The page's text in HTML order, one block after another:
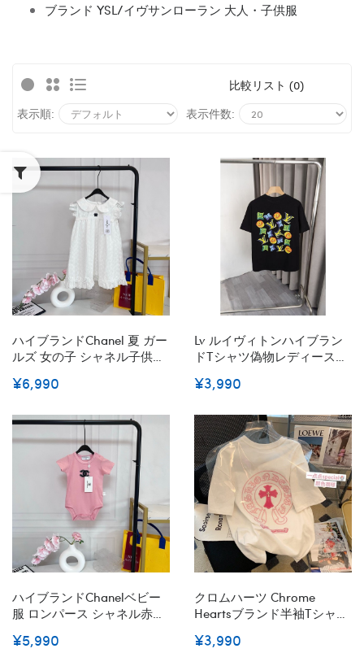
ブランド YSL/イヴサンローラン 大人・子供服
比較リスト (0)
表示順:
表示件数:
ハイブランドChanel 夏 ガー
ルズ 女の子 シャネル子供ノ
いい プリンセスドレス ジャ
¥6,990
Lv ルイヴィトンハイブラン
ドtシャツ偽物レディースメ
激安パロディ大人の上質Tシ
5XL
¥3,990
ハイブランドChanelベビー
服 ロンパース シャネル赤ち
ル キッズ服 女の子 新生児
¥5,990
クロムハーツ Chrome
Heartsブランド半袖tシャツ
ツカットソーペアカップル
¥3,990